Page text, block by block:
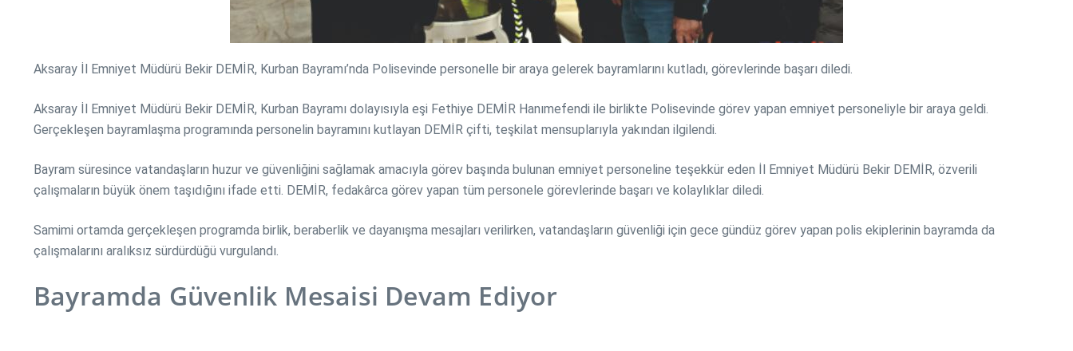
Aksaray İl Emniyet Müdürü Bekir DEMİR, Kurban Bayramı’nda Polisevinde personelle bir araya gelerek bayramlarını kutladı, görevlerinde başarı diledi.
Aksaray İl Emniyet Müdürü Bekir DEMİR, Kurban Bayramı dolayısıyla eşi Fethiye DEMİR Hanımefendi ile birlikte Polisevinde görev yapan emniyet personeliyle bir araya geldi.
Gerçekleşen bayramlaşma programında personelin bayramını kutlayan DEMİR çifti, teşkilat mensuplarıyla yakından ilgilendi.
Bayram süresince vatandaşların huzur ve güvenliğini sağlamak amacıyla görev başında bulunan emniyet personeline teşekkür eden İl Emniyet Müdürü Bekir DEMİR, özverili
çalışmaların büyük önem taşıdığını ifade etti. DEMİR, fedakârca görev yapan tüm personele görevlerinde başarı ve kolaylıklar diledi.
Samimi ortamda gerçekleşen programda birlik, beraberlik ve dayanışma mesajları verilirken, vatandaşların güvenliği için gece gündüz görev yapan polis ekiplerinin bayramda da
çalışmalarını aralıksız sürdürdüğü vurgulandı.
Bayramda Güvenlik Mesaisi Devam Ediyor